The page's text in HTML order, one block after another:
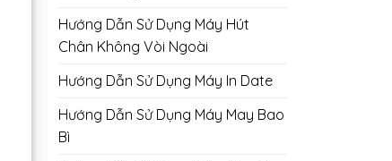
Hướng Dẫn Sử Dụng Máy Hút
Chân Không Vòi Ngoài
Hướng Dẫn Sử Dụng Máy In Date
Hướng Dẫn Sử Dụng Máy May Bao
Bì